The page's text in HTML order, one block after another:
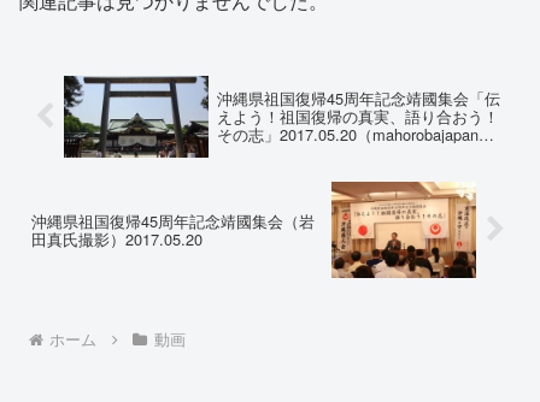
沖縄県祖国復帰45周年記念靖國集会「伝
えよう！祖国復帰の真実、語り合おう！
その志」2017.05.20（mahorobajapan氏
沖縄県祖国復帰45周年記念靖國集会（岩
田真氏撮影）2017.05.20
ホーム 動画